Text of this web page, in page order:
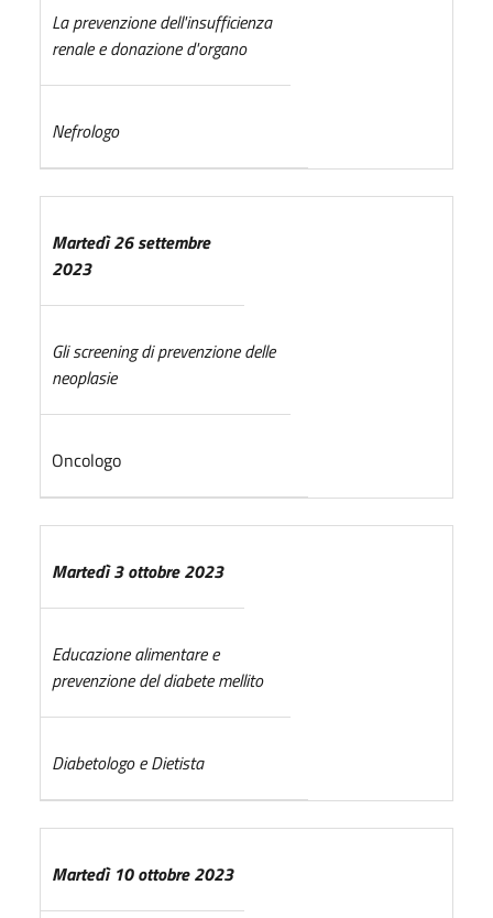
La prevenzione dell'insufficienza
renale e donazione d'organo
Nefrologo
Martedì 26 settembre
2023
Gli screening di prevenzione delle
neoplasie
Oncologo
Martedì 3 ottobre 2023
Educazione alimentare e
prevenzione del diabete mellito
Diabetologo e Dietista
Martedì 10 ottobre 2023